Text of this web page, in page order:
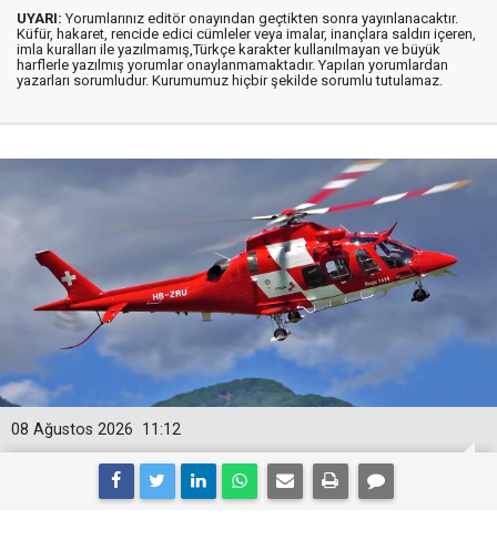
UYARI: Yorumlarınız editör onayından geçtikten sonra yayınlanacaktır.
Küfür, hakaret, rencide edici cümleler veya imalar, inançlara saldırı içeren,
imla kuralları ile yazılmamış,Türkçe karakter kullanılmayan ve büyük
harflerle yazılmış yorumlar onaylanmamaktadır. Yapılan yorumlardan
yazarları sorumludur. Kurumumuz hiçbir şekilde sorumlu tutulamaz.
11:12
08 Ağustos 2026